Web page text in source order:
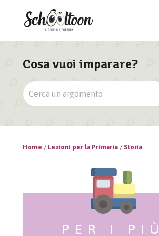
Cosa vuoi imparare?
Home / Lezioni per la Primaria/ Storia
PER I PIÙ